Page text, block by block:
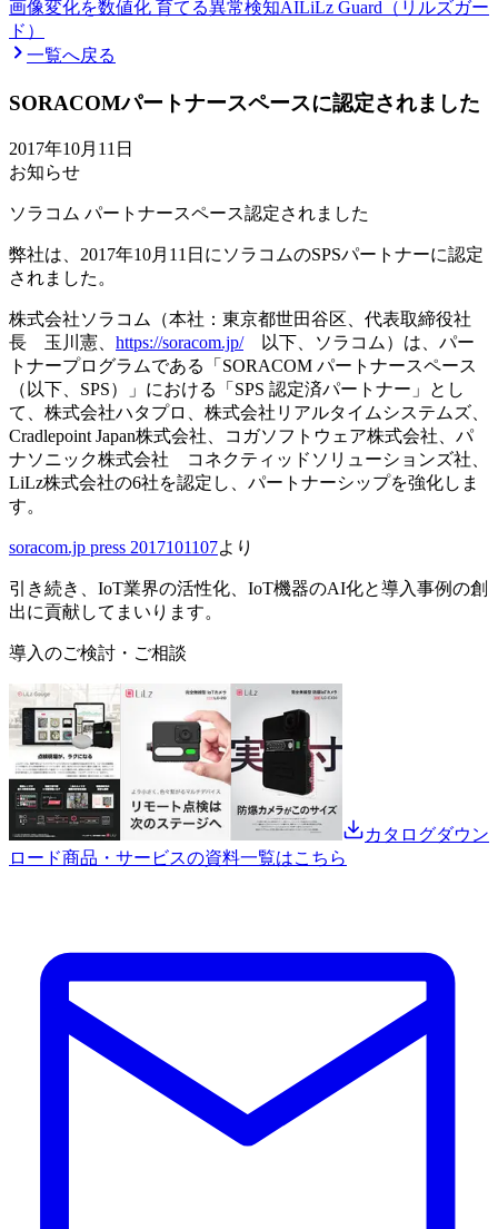
画像変化を数値化 育てる異常検知AILiLz Guard（リルズガー
ド）
一覧へ戻る
SORACOMパートナースペースに認定されました
2017年10月11日
お知らせ
ソラコム パートナースペース認定されました
弊社は、2017年10月11日にソラコムのSPSパートナーに認定
されました。
株式会社ソラコム（本社：東京都世田谷区、代表取締役社
長 玉川憲、 https://soracom.jp/以下、ソラコム）は、パー
トナープログラムである「SORACOM パートナースペース
（以下、SPS）」における「SPS 認定済パートナー」とし
て、株式会社ハタプロ、株式会社リアルタイムシステムズ、
Cradlepoint Japan株式会社、コガソフトウェア株式会社、パ
ナソニック株式会社 コネクティッドソリューションズ社、
LiLz株式会社の6社を認定し、パートナーシップを強化しま
す。
soracom.jp press 2017101107より
引き続き、IoT業界の活性化、IoT機器のAI化と導入事例の創
出に貢献してまいります。
導入のご検討・ご相談
カタログダウン
ロード商品・サービスの資料一覧はこちら